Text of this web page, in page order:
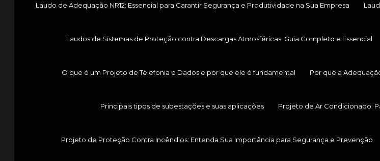
Laudo de Adequação NR12: Essencial para Garantir Segurança e Produtividade na Sua Empresa
Laudos de Sistemas de Proteção contra Descargas Atmosféricas: Guia Completo e Essencial
O que é um Projeto de Telefonia e Dados e por que ele é fundamental Por que a
Principais tipos de subestações e suas aplicações Projeto de Ar Condicionado:
Projeto de Proteção Contra Incêndios: Entenda Sua Importância para Segurança e Prevenção